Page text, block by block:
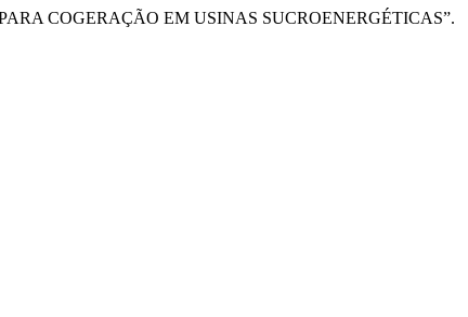
COGERAÇÃO EM USINAS SUCROENERGÉTICAS”.